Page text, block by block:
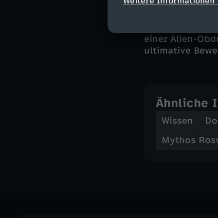
mysteriösen
einer Alien-
ultimative
Ähnliche
Wissen
Mythos